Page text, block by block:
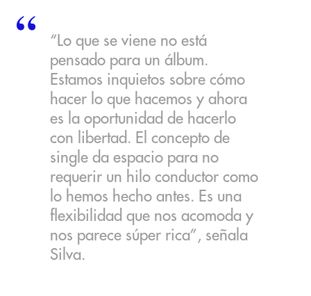
“Lo que se viene no está
pensado para un álbum.
Estamos inquietos sobre cómo
hacer lo que hacemos y ahora
es la oportunidad de hacerlo
con libertad. El concepto de
single da espacio para no
requerir un hilo conductor como
lo hemos hecho antes. Es una
flexibilidad que nos acomoda y
nos parece súper rica”, señala
Silva.